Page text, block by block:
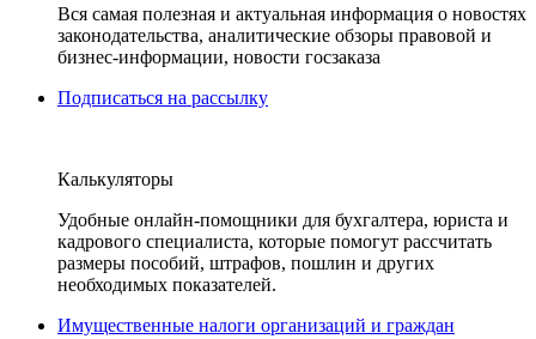
Вся самая полезная и актуальная информация о новостях
законодательства, аналитические обзоры правовой и
бизнес-информации, новости госзаказа
Подписаться на рассылку
Калькуляторы
Удобные онлайн-помощники для бухгалтера, юриста и
кадрового специалиста, которые помогут рассчитать
размеры пособий, штрафов, пошлин и других
необходимых показателей.
Имущественные налоги организаций и граждан